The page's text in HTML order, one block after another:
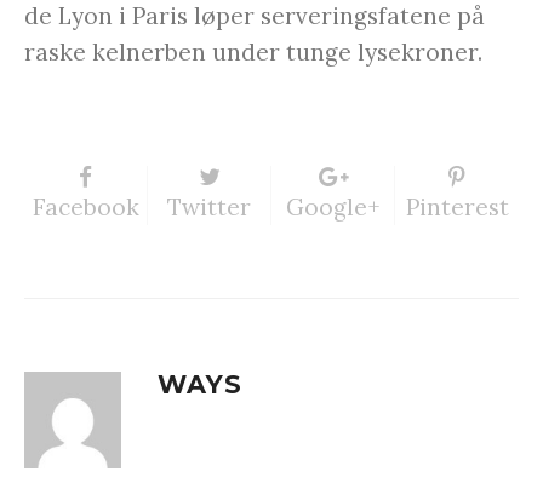
de Lyon i Paris løper serveringsfatene på
raske kelnerben under tunge lysekroner.
Facebook Twitter Google+ Pinterest
WAYS